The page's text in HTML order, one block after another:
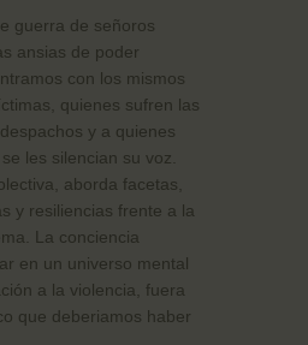
guerra de señoros
ansias de poder
con los mismos
quienes sufren las
y a quienes
les silencian su voz.
aborda facetas,
y resiliencias frente a la
La conciencia
en un universo mental
a la violencia, fuera
que deberiamos haber